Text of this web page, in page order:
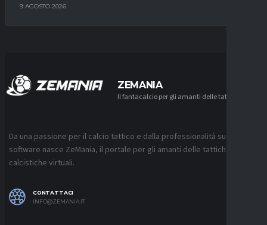
9 AGOSTO 2026
ZEMANIA
Il fantacalcio per gli amanti delle tattiche
Da una passione per il calcio tattico e dalla professionalità sui
software nasce ZeMania, il portale per gli amanti delle tattiche
calcistiche virtuali.
CONTATTACI
INFO@ZEMANIA.IT